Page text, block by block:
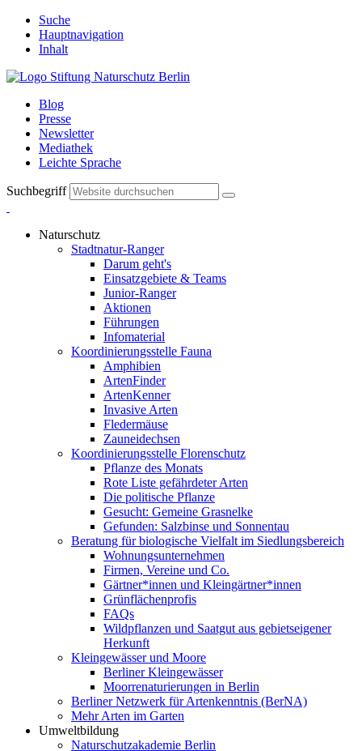
Suche
Hauptnavigation
Inhalt
Blog
Presse
Newsletter
Mediathek
Leichte Sprache
Suchbegriff
Naturschutz
Stadtnatur-Ranger
Darum geht's
Einsatzgebiete & Teams
Junior-Ranger
Aktionen
Führungen
Infomaterial
Koordinierungsstelle Fauna
Amphibien
ArtenFinder
ArtenKenner
Invasive Arten
Fledermäuse
Zauneidechsen
Koordinierungsstelle Florenschutz
Pflanze des Monats
Rote Liste gefährdeter Arten
Die politische Pflanze
Gesucht: Gemeine Grasnelke
Gefunden: Salzbinse und Sonnentau
Beratung für biologische Vielfalt im Siedlungsbereich
Wohnungsunternehmen
Firmen, Vereine und Co.
Gärtner*innen und Kleingärtner*innen
Grünflächenprofis
FAQs
Wildpflanzen und Saatgut aus gebietseigener
Herkunft
Kleingewässer und Moore
Berliner Kleingewässer
Moorrenaturierungen in Berlin
Berliner Netzwerk für Artenkenntnis (BerNA)
Mehr Arten im Garten
Umweltbildung
Naturschutzakademie Berlin